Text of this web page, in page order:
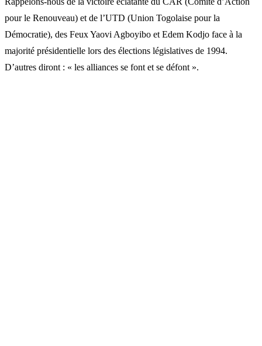
pour le Renouveau) et de l’UTD (Union Togolaise pour la
Démocratie), des Feux Yaovi Agboyibo et Edem Kodjo face à la
majorité présidentielle lors des élections législatives de 1994.
D’autres diront : « les alliances se font et se défont ».